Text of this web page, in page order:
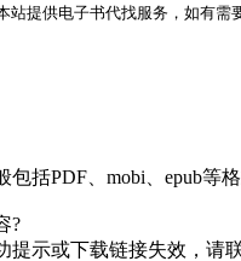
提供电子书代找服务，如有需
括PDF、mobi、epub等
?
示或下载链接失效，请